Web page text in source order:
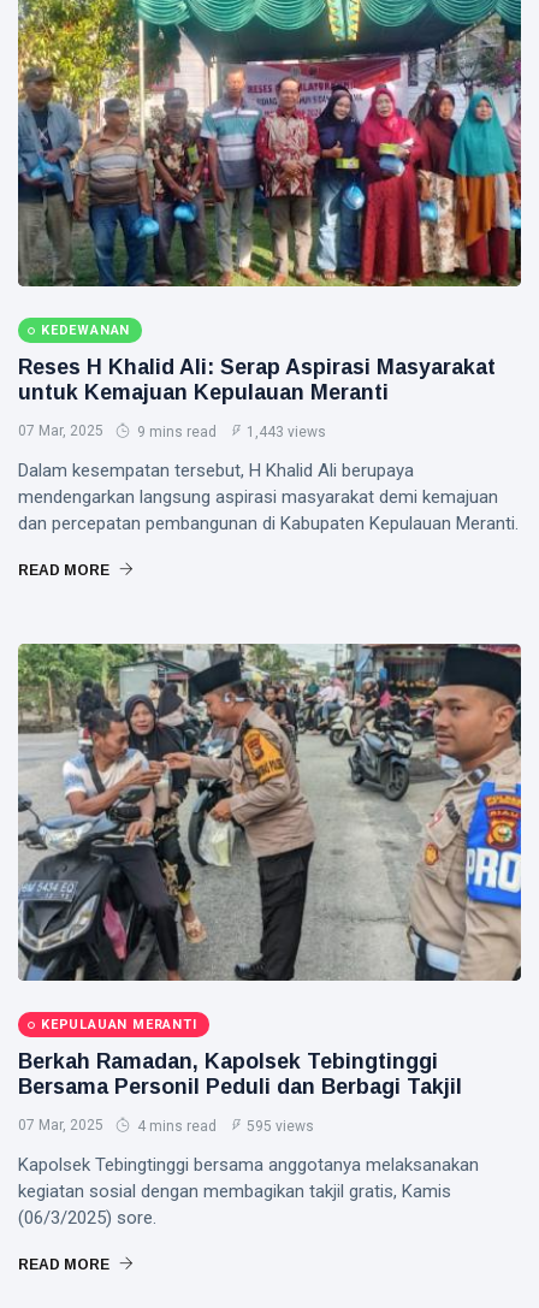
KEDEWANAN
Reses H Khalid Ali: Serap Aspirasi Masyarakat
untuk Kemajuan Kepulauan Meranti
07 Mar, 2025 9 mins read 1,443 views
Dalam kesempatan tersebut, H Khalid Ali berupaya
mendengarkan langsung aspirasi masyarakat demi kemajuan
dan percepatan pembangunan di Kabupaten Kepulauan Meranti.
READ MORE
KEPULAUAN MERANTI
Berkah Ramadan, Kapolsek Tebingtinggi
Bersama Personil Peduli dan Berbagi Takjil
07 Mar, 2025 4 mins read 595 views
Kapolsek Tebingtinggi bersama anggotanya melaksanakan
kegiatan sosial dengan membagikan takjil gratis, Kamis
(06/3/2025) sore.
READ MORE